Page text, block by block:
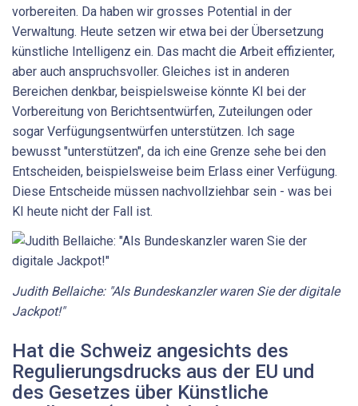
vorbereiten. Da haben wir grosses Potential in der
Verwaltung. Heute setzen wir etwa bei der Übersetzung
künstliche Intelligenz ein. Das macht die Arbeit effizienter,
aber auch anspruchsvoller. Gleiches ist in anderen
Bereichen denkbar, beispielsweise könnte KI bei der
Vorbereitung von Berichtsentwürfen, Zuteilungen oder
sogar Verfügungsentwürfen unterstützen. Ich sage
bewusst "unterstützen", da ich eine Grenze sehe bei den
Entscheiden, beispielsweise beim Erlass einer Verfügung.
Diese Entscheide müssen nachvollziehbar sein - was bei
KI heute nicht der Fall ist.
Judith Bellaiche: "Als Bundeskanzler waren Sie der digitale
Jackpot!"
Hat die Schweiz angesichts des
Regulierungsdrucks aus der EU und
des Gesetzes über Künstliche